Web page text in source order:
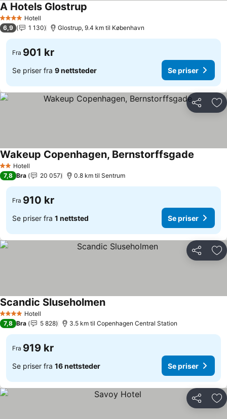
4 StjernerHotell
A Hotels Glostrup
6,9 1 130 Glostrup, 9.4 km til København
Fra 901 kr
Se priser fra 9 nettsteder Se priser
Del
2 Stjerner
Hotell
Wakeup Copenhagen, Bernstorffsgade
7,8 Bra 20 057 0.8 km til Sentrum
Fra 910 kr
Se priser fra 1 nettsted Se priser
Del
4 StjernerHotell
Scandic Sluseholmen
7,8 Bra 5 828 3.5 km til Copenhagen Central Station
Fra 919 kr
Se priser fra 16 nettsteder Se priser
Del